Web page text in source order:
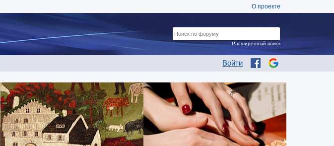
О проекте
Войти
Расширенный поиск